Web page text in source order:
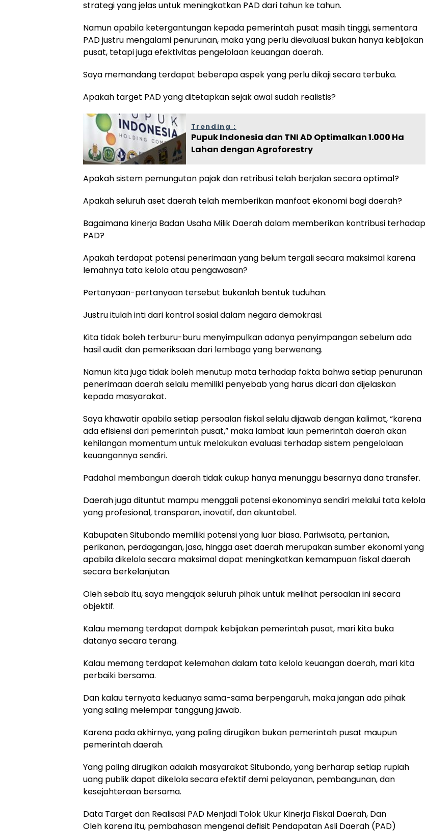
strategi yang jelas untuk meningkatkan PAD dari tahun ke tahun.
Namun apabila ketergantungan kepada pemerintah pusat masih tinggi, sementara
PAD justru mengalami penurunan, maka yang perlu dievaluasi bukan hanya kebijakan
pusat, tetapi juga efektivitas pengelolaan keuangan daerah.
Saya memandang terdapat beberapa aspek yang perlu dikaji secara terbuka.
Apakah target PAD yang ditetapkan sejak awal sudah realistis?
Trending :
Pupuk Indonesia dan TNI AD Optimalkan 1.000 Ha
Lahan dengan Agroforestry
Apakah sistem pemungutan pajak dan retribusi telah berjalan secara optimal?
Apakah seluruh aset daerah telah memberikan manfaat ekonomi bagi daerah?
Bagaimana kinerja Badan Usaha Milik Daerah dalam memberikan kontribusi terhadap
PAD?
Apakah terdapat potensi penerimaan yang belum tergali secara maksimal karena
lemahnya tata kelola atau pengawasan?
Pertanyaan-pertanyaan tersebut bukanlah bentuk tuduhan.
Justru itulah inti dari kontrol sosial dalam negara demokrasi.
Kita tidak boleh terburu-buru menyimpulkan adanya penyimpangan sebelum ada
hasil audit dan pemeriksaan dari lembaga yang berwenang.
Namun kita juga tidak boleh menutup mata terhadap fakta bahwa setiap penurunan
penerimaan daerah selalu memiliki penyebab yang harus dicari dan dijelaskan
kepada masyarakat.
Saya khawatir apabila setiap persoalan fiskal selalu dijawab dengan kalimat, “karena
ada efisiensi dari pemerintah pusat,” maka lambat laun pemerintah daerah akan
kehilangan momentum untuk melakukan evaluasi terhadap sistem pengelolaan
keuangannya sendiri.
Padahal membangun daerah tidak cukup hanya menunggu besarnya dana transfer.
Daerah juga dituntut mampu menggali potensi ekonominya sendiri melalui tata kelola
yang profesional, transparan, inovatif, dan akuntabel.
Kabupaten Situbondo memiliki potensi yang luar biasa. Pariwisata, pertanian,
perikanan, perdagangan, jasa, hingga aset daerah merupakan sumber ekonomi yang
apabila dikelola secara maksimal dapat meningkatkan kemampuan fiskal daerah
secara berkelanjutan.
Oleh sebab itu, saya mengajak seluruh pihak untuk melihat persoalan ini secara
objektif.
Kalau memang terdapat dampak kebijakan pemerintah pusat, mari kita buka
datanya secara terang.
Kalau memang terdapat kelemahan dalam tata kelola keuangan daerah, mari kita
perbaiki bersama.
Dan kalau ternyata keduanya sama-sama berpengaruh, maka jangan ada pihak
yang saling melempar tanggung jawab.
Karena pada akhirnya, yang paling dirugikan bukan pemerintah pusat maupun
pemerintah daerah.
Yang paling dirugikan adalah masyarakat Situbondo, yang berharap setiap rupiah
uang publik dapat dikelola secara efektif demi pelayanan, pembangunan, dan
kesejahteraan bersama.
Data Target dan Realisasi PAD Menjadi Tolok Ukur Kinerja Fiskal Daerah, Dan
Oleh karena itu, pembahasan mengenai defisit Pendapatan Asli Daerah (PAD)